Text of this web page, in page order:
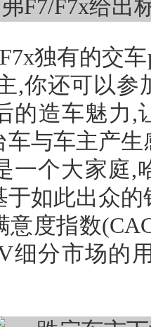
独有的交
,你还可以参
的造车魅力,
与车主产
一个大家庭,
如此出众
意度指数
细分市场的